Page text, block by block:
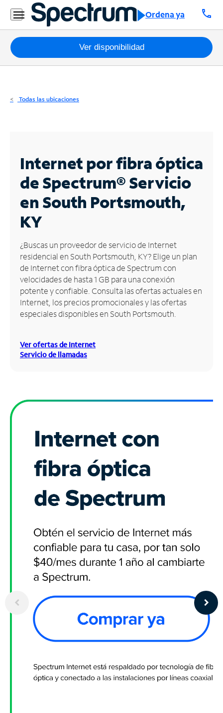
Ordena ya call
Residencial
Business
Paquetes
Internet
Business
Contáctanos
Inglés
Administrar
cuenta
Encuentra
una
tienda
Ver disponibilidad
Todas las ubicaciones
Internet por fibra óptica
de Spectrum®Servicio
en South Portsmouth,
KY
¿Buscas un proveedor de servicio de Internet
residencial en South Portsmouth, KY? Elige un plan
de Internet con fibra óptica de Spectrum con
velocidades de hasta 1 GB para una conexión
potente y confiable. Consulta las ofertas actuales en
Internet, los precios promocionales y las ofertas
especiales disponibles en South Portsmouth.
Ver ofertas de Internet
Servicio de llamadas